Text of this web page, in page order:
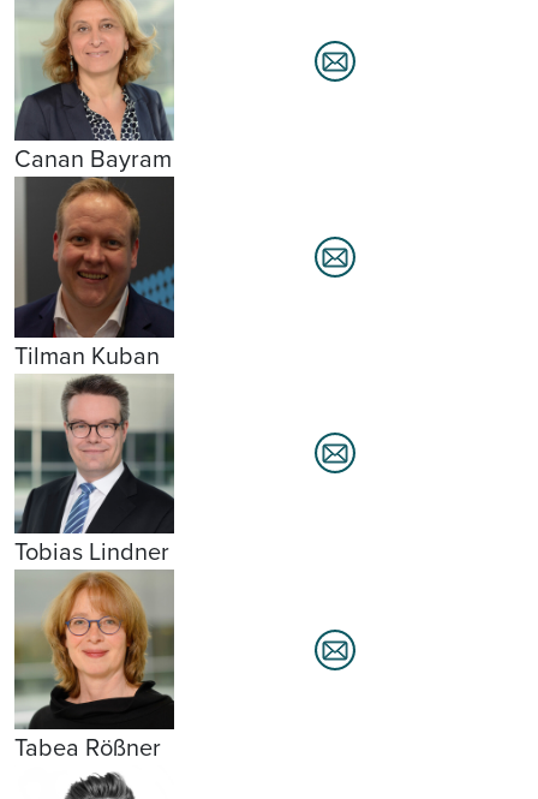
Canan Bayram
Tilman Kuban
Tobias Lindner
Tabea Rößner